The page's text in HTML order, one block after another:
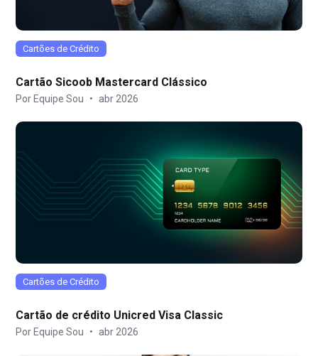
Cartões de Crédito
Cartão Sicoob Mastercard Clássico
Por Equipe Sou • abr 2026
Cartões de Crédito
Cartão de crédito Unicred Visa Classic
Por Equipe Sou • abr 2026